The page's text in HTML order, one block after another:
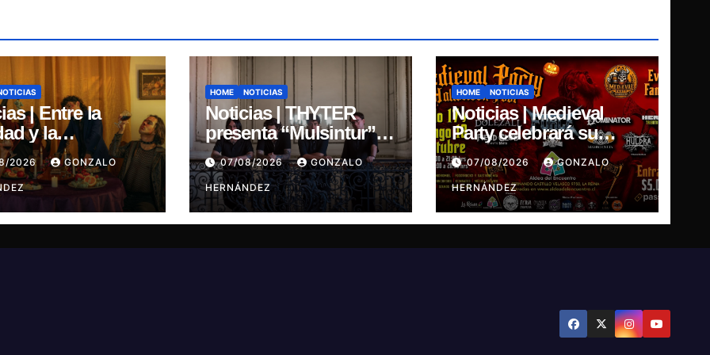
| Entre la
y la
Inercia
su primer
“Marilina”
2026 GONZALO
HOME NOTICIAS
Noticias | THYTER
presenta “Mulsintur”,
un himno de
heavy/power metal
inspirado en Tomás
Paniri
07/08/2026 GONZALO
HERNÁNDEZ
HOME NOTICIAS
Noticias | Medieval
Party celebrará su
versión Halloween Fest
en Aldea del
Encuentro
07/08/2026 GONZALO
HERNÁNDEZ